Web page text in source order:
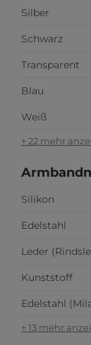
Silber
Schwarz
Transparent
Blau
Weiß
+ 22 mehr
Silikon
Edelstahl
Leder
Kunststoff
Edelstahl
+ 13 mehr